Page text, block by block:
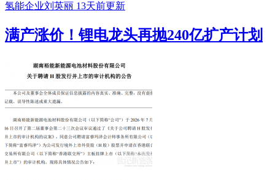
氢能企业刘英丽 13天前更新
满产涨价！锂电龙头再抛240亿扩产计划